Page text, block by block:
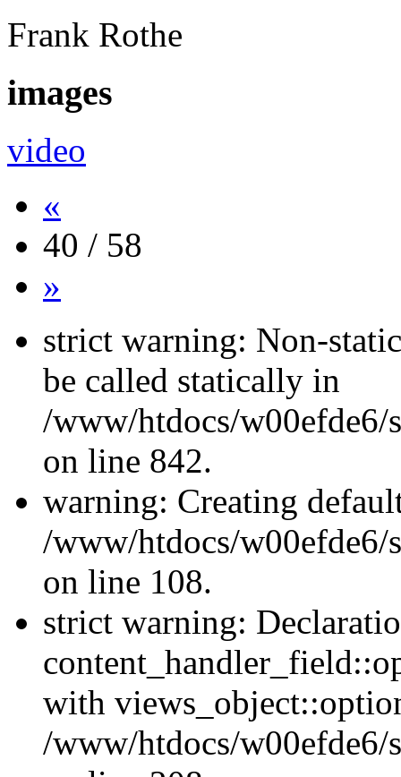
Frank Rothe
images
video
«
40 / 58
»
strict warning: Non-
be called statically in
/www/htdocs/w00efde6/
on line 842.
warning: Creating
/www/htdocs/w00efde6/
on line 108.
strict warning:
with
/www/htdocs/w00efde6/